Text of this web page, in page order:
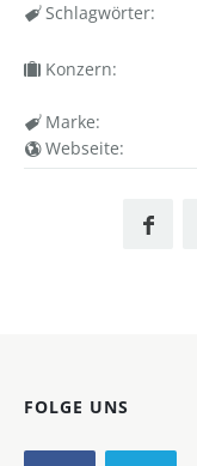
Schlagwörter:
Konzern:
Marke:
Webseite:
FOLGE UNS